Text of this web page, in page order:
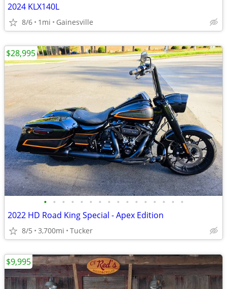
2024 KLX140L
8/6 1mi Gainesville
• • • • • • • • • • • • • • • •
2022 HD Road King Special - Apex Edition
8/5 3,700mi Tucker
$28,995
$9,995